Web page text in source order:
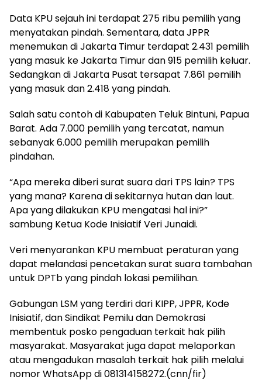
Data KPU sejauh ini terdapat 275 ribu pemilih yang
menyatakan pindah. Sementara, data JPPR
menemukan di Jakarta Timur terdapat 2.431 pemilih
yang masuk ke Jakarta Timur dan 915 pemilih keluar.
Sedangkan di Jakarta Pusat tersapat 7.861 pemilih
yang masuk dan 2.418 yang pindah.
Salah satu contoh di Kabupaten Teluk Bintuni, Papua
Barat. Ada 7.000 pemilih yang tercatat, namun
sebanyak 6.000 pemilih merupakan pemilih
pindahan.
“Apa mereka diberi surat suara dari TPS lain? TPS
yang mana? Karena di sekitarnya hutan dan laut.
Apa yang dilakukan KPU mengatasi hal ini?”
sambung Ketua Kode Inisiatif Veri Junaidi.
Veri menyarankan KPU membuat peraturan yang
dapat melandasi pencetakan surat suara tambahan
untuk DPTb yang pindah lokasi pemilihan.
Gabungan LSM yang terdiri dari KIPP, JPPR, Kode
Inisiatif, dan Sindikat Pemilu dan Demokrasi
membentuk posko pengaduan terkait hak pilih
masyarakat. Masyarakat juga dapat melaporkan
atau mengadukan masalah terkait hak pilih melalui
nomor WhatsApp di 081314158272.(cnn/fir)